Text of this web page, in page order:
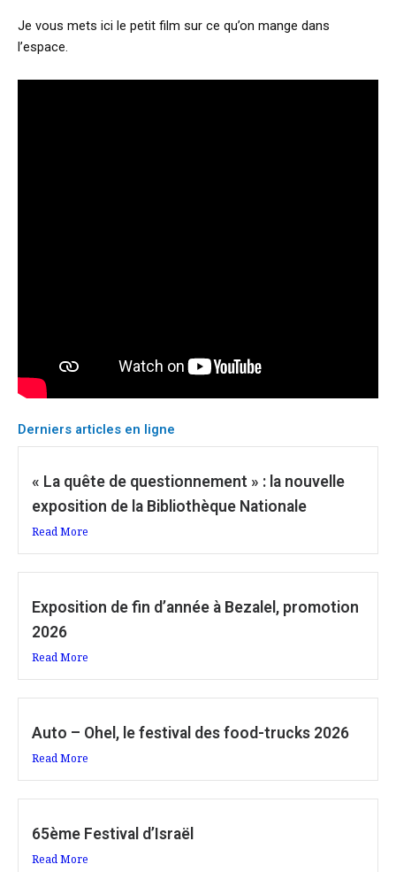
Je vous mets ici le petit film sur ce qu’on mange dans
l’espace.
Derniers articles en ligne
« La quête de questionnement » : la nouvelle
exposition de la Bibliothèque Nationale
Read More
Exposition de fin d’année à Bezalel, promotion
2026
Read More
Auto – Ohel, le festival des food-trucks 2026
Read More
65ème Festival d’Israël
Read More